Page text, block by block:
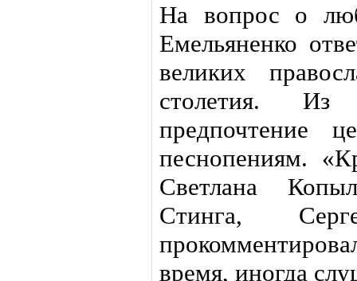
На вопрос о
Емельяненко
великих
столетия.
предпочтение
песнопениям.
Светлана
Стинга,
время, иногда